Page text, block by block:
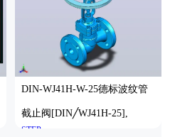
DIN-WJ41H-W-25德标波纹管
截止阀[DIN╱WJ41H-25],
STEP